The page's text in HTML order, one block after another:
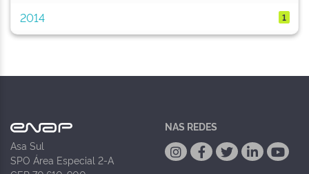
2014
1
Asa Sul
SPO Área Especial 2-A
NAS REDES